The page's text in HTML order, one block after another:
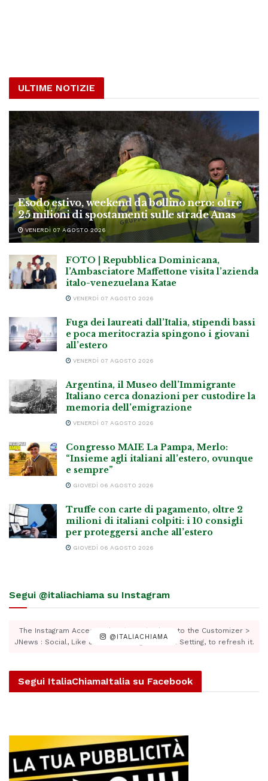
ULTIME NOTIZIE
Esodo estivo, weekend da bollino nero: oltre
25 milioni di spostamenti sulle strade Anas
VENERDÌ 07 AGOSTO 2026
FOTO | Repubblica Dominicana,
l’Ambasciatore Maffettone visita l’azienda
italo-venezuelana Katae
VENERDÌ 07 AGOSTO 2026
Fuga dei laureati dall’Italia, stipendi bassi
e poca meritocrazia spingono i giovani
all’estero
VENERDÌ 07 AGOSTO 2026
Argentina, il Museo dell’Immigrante
Italiano cerca donazioni per custodire la
memoria dell’emigrazione
VENERDÌ 07 AGOSTO 2026
Congresso MAIE La Pampa, Merlo:
“Insieme agli italiani all’estero, ovunque
e sempre”
GIOVEDÌ 06 AGOSTO 2026
Truffe con carte di pagamento, oltre 2
milioni di italiani colpiti: i 10 consigli
per proteggersi anche all’estero
GIOVEDÌ 06 AGOSTO 2026
Segui @italiachiama su Instagram
@ITALIACHIAMA
The Instagram Access Token is expired, Go to the Customizer >
JNews : Social, Like & View > Instagram Feed Setting, to refresh it.
Segui ItaliaChiamaItalia su Facebook